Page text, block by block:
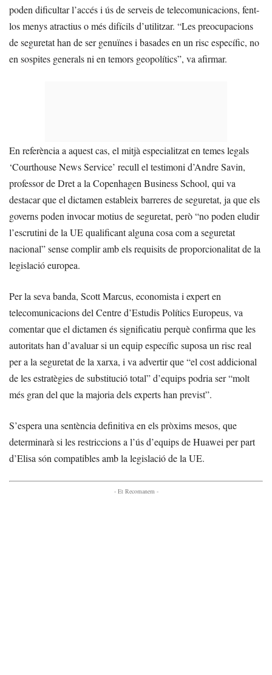
poden dificultar l’accés i ús de serveis de telecomunicacions, fent-
los menys atractius o més difícils d’utilitzar. “Les preocupacions
de seguretat han de ser genuïnes i basades en un risc específic, no
en sospites generals ni en temors geopolítics”, va afirmar.
En referència a aquest cas, el mitjà especialitzat en temes legals
‘Courthouse News Service’ recull el testimoni d’Andre Savin,
professor de Dret a la Copenhagen Business School, qui va
destacar que el dictamen estableix barreres de seguretat, ja que els
governs poden invocar motius de seguretat, però “no poden eludir
l’escrutini de la UE qualificant alguna cosa com a seguretat
nacional” sense complir amb els requisits de proporcionalitat de la
legislació europea.
Per la seva banda, Scott Marcus, economista i expert en
telecomunicacions del Centre d’Estudis Polítics Europeus, va
comentar que el dictamen és significatiu perquè confirma que les
autoritats han d’avaluar si un equip específic suposa un risc real
per a la seguretat de la xarxa, i va advertir que “el cost addicional
de les estratègies de substitució total” d’equips podria ser “molt
més gran del que la majoria dels experts han previst”.
S’espera una sentència definitiva en els pròxims mesos, que
determinarà si les restriccions a l’ús d’equips de Huawei per part
d’Elisa són compatibles amb la legislació de la UE.
- Et Recomanem -